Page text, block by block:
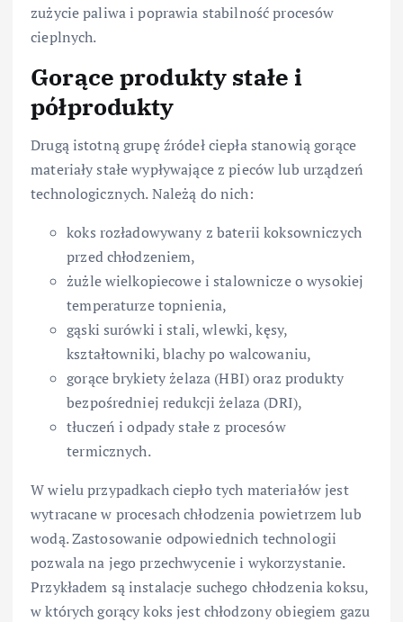
zużycie paliwa i poprawia stabilność procesów
cieplnych.
Gorące produkty stałe i
półprodukty
Drugą istotną grupę źródeł ciepła stanowią gorące
materiały stałe wypływające z pieców lub urządzeń
technologicznych. Należą do nich:
koks rozładowywany z baterii koksowniczych
przed chłodzeniem,
żużle wielkopiecowe i stalownicze o wysokiej
temperaturze topnienia,
gąski surówki i stali, wlewki, kęsy,
kształtowniki, blachy po walcowaniu,
gorące brykiety żelaza (HBI) oraz produkty
bezpośredniej redukcji żelaza (DRI),
tłuczeń i odpady stałe z procesów
termicznych.
W wielu przypadkach ciepło tych materiałów jest
wytracane w procesach chłodzenia powietrzem lub
wodą. Zastosowanie odpowiednich technologii
pozwala na jego przechwycenie i wykorzystanie.
Przykładem są instalacje suchego chłodzenia koksu,
w których gorący koks jest chłodzony obiegiem gazu